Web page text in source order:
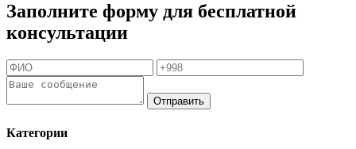
Заполните форму для бесплатной
консультации
Отправить
Категории